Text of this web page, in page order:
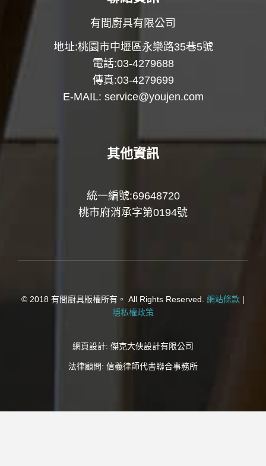
有間廚具有限公司
地址:桃園市中壢區永樂路35巷5號
電話:03-4279688
傳真:03-4279699
E-MAIL: service@youjen.com
其他資訊
統一編號:69648720
桃市府消承字第0194號
© 2018 有間廚具版權所有。 All Rights Reserved. 網站條款 |
隱私權政策
網頁設計: 傑克大俠設計有限公司
法律顧問: 信義律師代書聯合事務所